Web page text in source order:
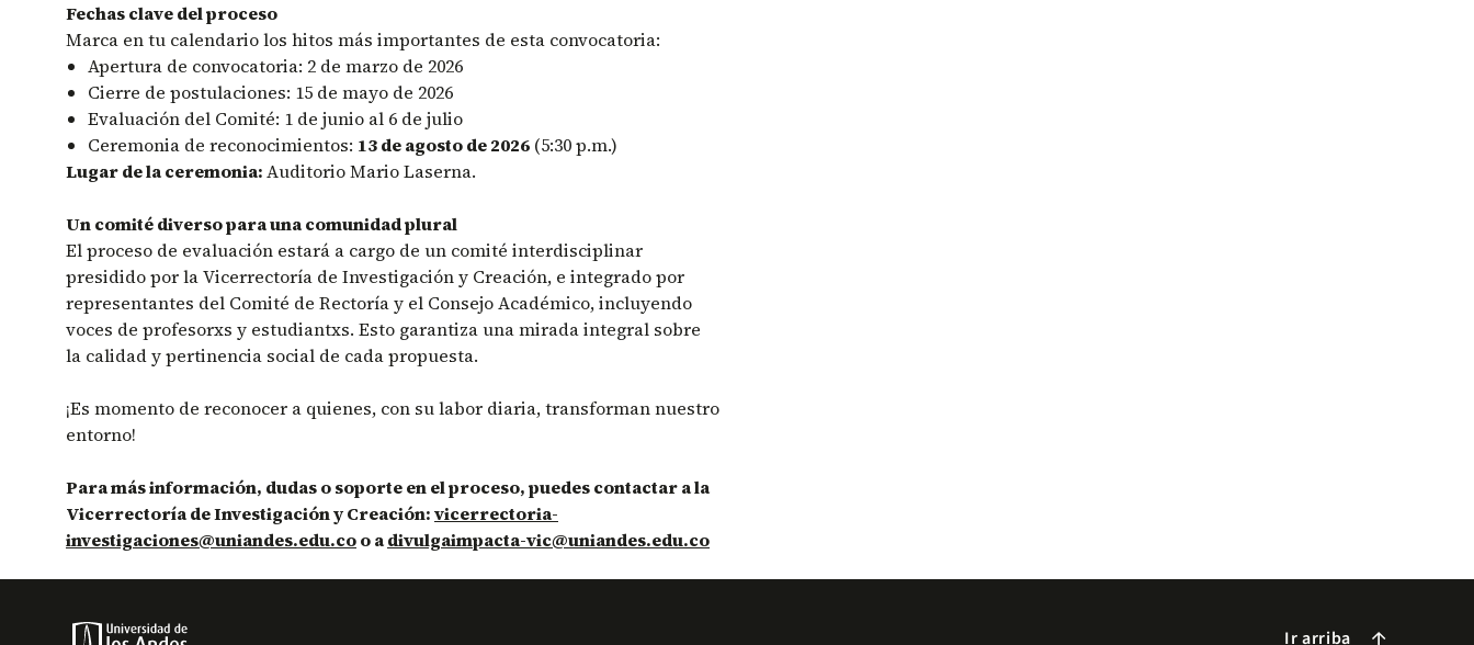
Fechas clave del proceso
Marca en tu calendario los hitos más importantes de esta convocatoria:
Apertura de convocatoria: 2 de marzo de 2026
Cierre de postulaciones: 15 de mayo de 2026
Evaluación del Comité: 1 de junio al 6 de julio
Ceremonia de reconocimientos: 13 de agosto de 2026 (5:30 p.m.)
Lugar de la ceremonia:Auditorio Mario Laserna.
Un comité diverso para una comunidad plural
El proceso de evaluación estará a cargo de un comité interdisciplinar
presidido por la Vicerrectoría de Investigación y Creación, e integrado por
representantes del Comité de Rectoría y el Consejo Académico, incluyendo
voces de profesorxs y estudiantxs. Esto garantiza una mirada integral sobre
la calidad y pertinencia social de cada propuesta.
¡Es momento de reconocer a quienes, con su labor diaria, transforman nuestro
entorno!
Para más información, dudas o soporte en el proceso, puedes contactar a la
Vicerrectoría de Investigación y Creación:vicerrectoria-
investigaciones@uniandes.edu.coo adivulgaimpacta-vic@uniandes.edu.co
Ir arriba arrow_forward